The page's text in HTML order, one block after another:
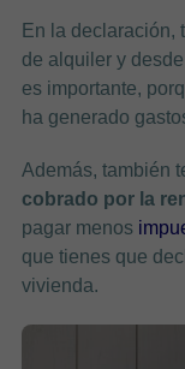
En la declaración,
de alquiler y
es importante,
ha generado
Además, también
cobrado por la
pagar menos
que tienes que
vivienda.